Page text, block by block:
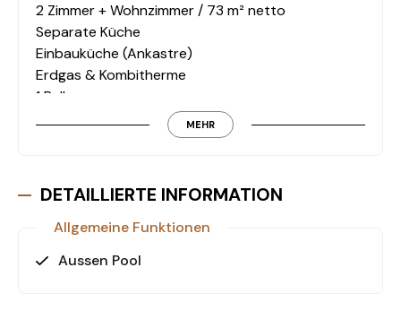
2 Zimmer + Wohnzimmer / 73 m² netto
Separate Küche
Einbauküche (Ankastre)
Erdgas & Kombitherme
1 Balkon
MEHR
DETAILLIERTE INFORMATION
Allgemeine Funktionen
Aussen Pool